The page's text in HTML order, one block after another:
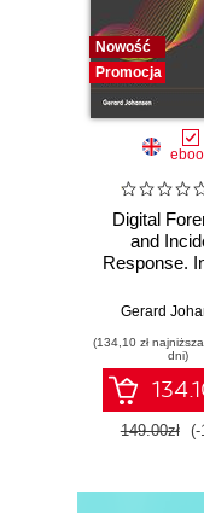
Dataflows
14. Project
Nowość
Promocja
Digital
and
Response.
and
threat
Fourth
Gerard
(134,10 zł
dni)
149.00zł (-